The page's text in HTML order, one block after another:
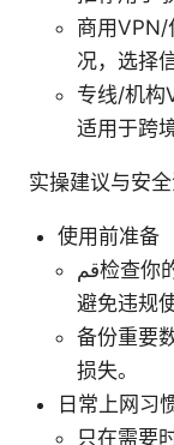
商用VPN/
况，选择
专线/机构
适用于跨
实操建议与安
使用前准备
قم检查你的法律环境和雇主/教育机构的政策，
避免违规
备份重要
损失。
日常上网习
只在需要